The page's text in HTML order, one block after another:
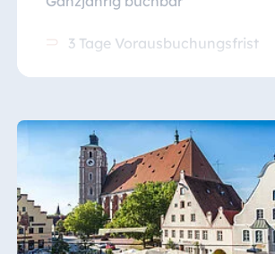
3 Tage Vorausbuchungsfrist